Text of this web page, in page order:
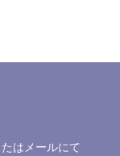
はメールにて